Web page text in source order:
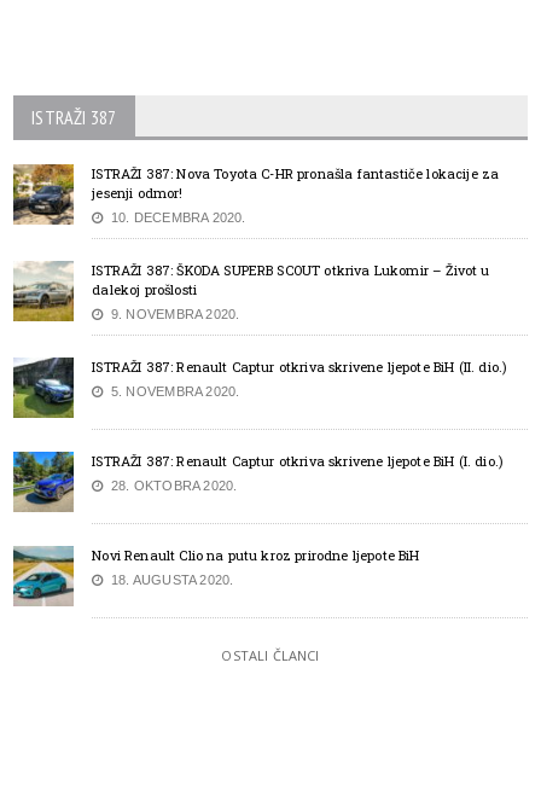
ISTRAŽI 387
ISTRAŽI 387: Nova Toyota C-HR pronašla fantastiče lokacije za
jesenji odmor!
10. DECEMBRA 2020.
ISTRAŽI 387: ŠKODA SUPERB SCOUT otkriva Lukomir – Život u
dalekoj prošlosti
9. NOVEMBRA 2020.
ISTRAŽI 387: Renault Captur otkriva skrivene ljepote BiH (II. dio.)
5. NOVEMBRA 2020.
ISTRAŽI 387: Renault Captur otkriva skrivene ljepote BiH (I. dio.)
28. OKTOBRA 2020.
Novi Renault Clio na putu kroz prirodne ljepote BiH
18. AUGUSTA 2020.
OSTALI ČLANCI